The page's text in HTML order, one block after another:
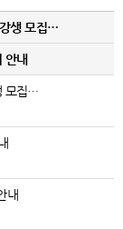
생 모집…
안내
모집…
내